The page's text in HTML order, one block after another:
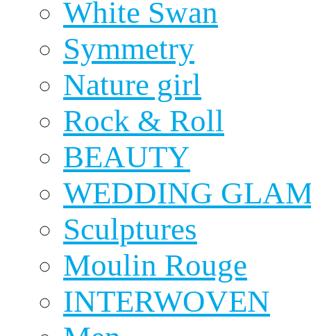
White Swan
Symmetry
Nature girl
Rock & Roll
BEAUTY
WEDDING
Sculptures
Moulin Rouge
INTERWOVEN